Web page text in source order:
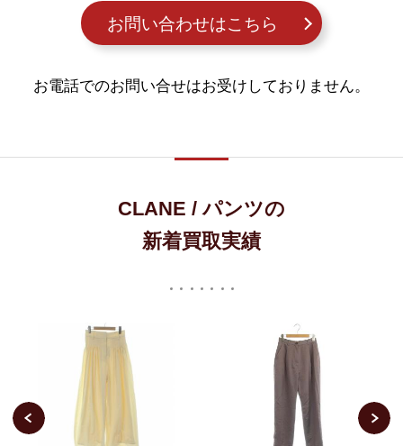
お問い合わせはこちら
お電話でのお問い合せはお受けしておりません。
CLANE / パンツの
新着買取実績